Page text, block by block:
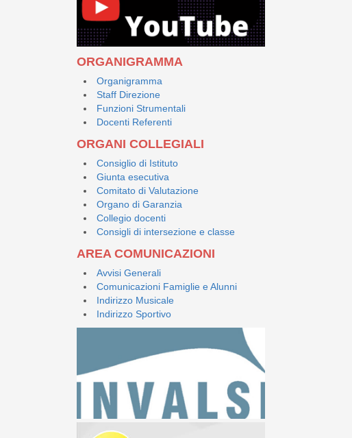
ORGANIGRAMMA
Organigramma
Staff Direzione
Funzioni Strumentali
Docenti Referenti
ORGANI COLLEGIALI
Consiglio di Istituto
Giunta esecutiva
Comitato di Valutazione
Organo di Garanzia
Collegio docenti
Consigli di intersezione e classe
AREA COMUNICAZIONI
Avvisi Generali
Comunicazioni Famiglie e Alunni
Indirizzo Musicale
Indirizzo Sportivo